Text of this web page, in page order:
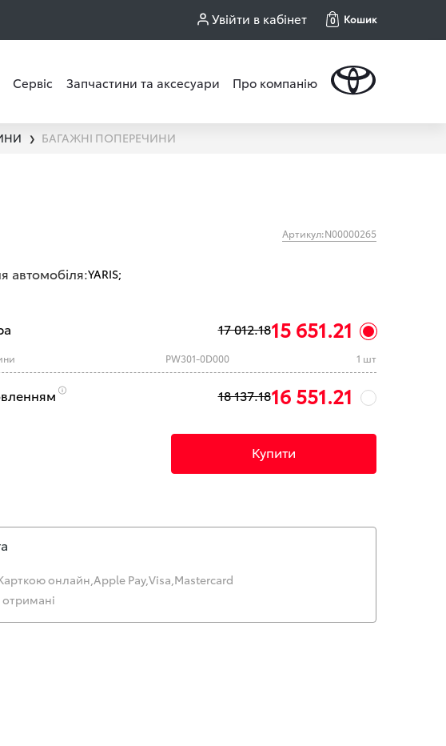
Увійти в кабінет 0 Кошик
Сервіс Запчастини та аксесуари Про компанію
❯ БАГАЖНІ ПОПЕРЕЧИНИ
Артикул:N00000265
автомобіля:YARIS;
17 012.1815 651.21
PW301-0D000 1 шт
18 137.1816 551.21
Купити
онлайн,Apple Pay,Visa,Mastercard